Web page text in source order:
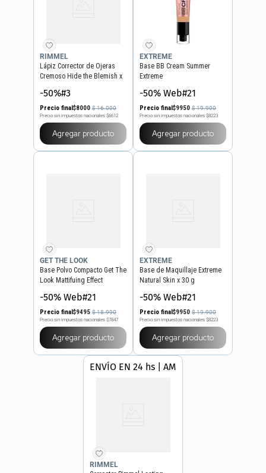
RIMMEL
Lápiz Corrector de Ojeras
Cremoso Hide the Blemish x
-50%#3
Precio final$8000 $16.000
Precio sin impuestos nacionales $6612
Agregar producto
EXTREME
Base BB Cream Summer
Extreme
-50% Web#21
Precio final$9950 $19.900
Precio sin impuestos nacionales $8223
Agregar producto
GET THE LOOK
Base Polvo Compacto Get The
Look Mattifuing Effect
-50% Web#21
Precio final$9495 $18.990
Precio sin impuestos nacionales $7847
Agregar producto
EXTREME
Base de Maquillaje Extreme
Natural Skin x 30 g
-50% Web#21
Precio final$9950 $19.900
Precio sin impuestos nacionales $8223
Agregar producto
ENVÍO EN 24 hs | AMBA
RIMMEL